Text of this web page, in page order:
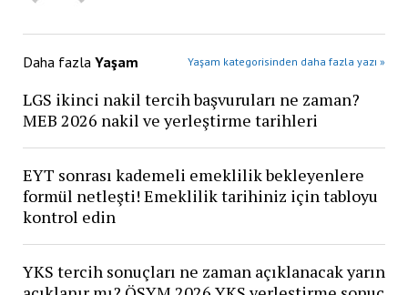
Daha fazla Yaşam Yaşam kategorisinden daha fazla yazı »
LGS ikinci nakil tercih başvuruları ne zaman?
MEB 2026 nakil ve yerleştirme tarihleri
EYT sonrası kademeli emeklilik bekleyenlere
formül netleşti! Emeklilik tarihiniz için tabloyu
kontrol edin
YKS tercih sonuçları ne zaman açıklanacak yarın